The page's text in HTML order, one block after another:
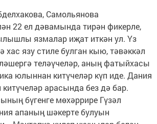
Самольянова
22 ел дәвамында тирән фикерле,
язмалар иҗат иткән ул. Үз
хас язу стиле булган кыю, тәвәккәл
теләүчеләр, аның фатыйхасы
юлыннан китүчеләр күп иде. Дания
арасында без дә бар.
бүгенге мөхәррире Гүзәл
апаның шәкерте булуын